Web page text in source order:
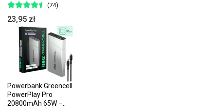
(74)
23,95 zł
Powerbank Greencell
PowerPlay Pro
20800mAh 65W –..